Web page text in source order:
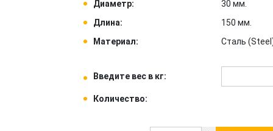
Диаметр:
30 мм.
Длина:
150 мм.
Материал:
Сталь (Steel)
Введите вес в кг:
Количество: